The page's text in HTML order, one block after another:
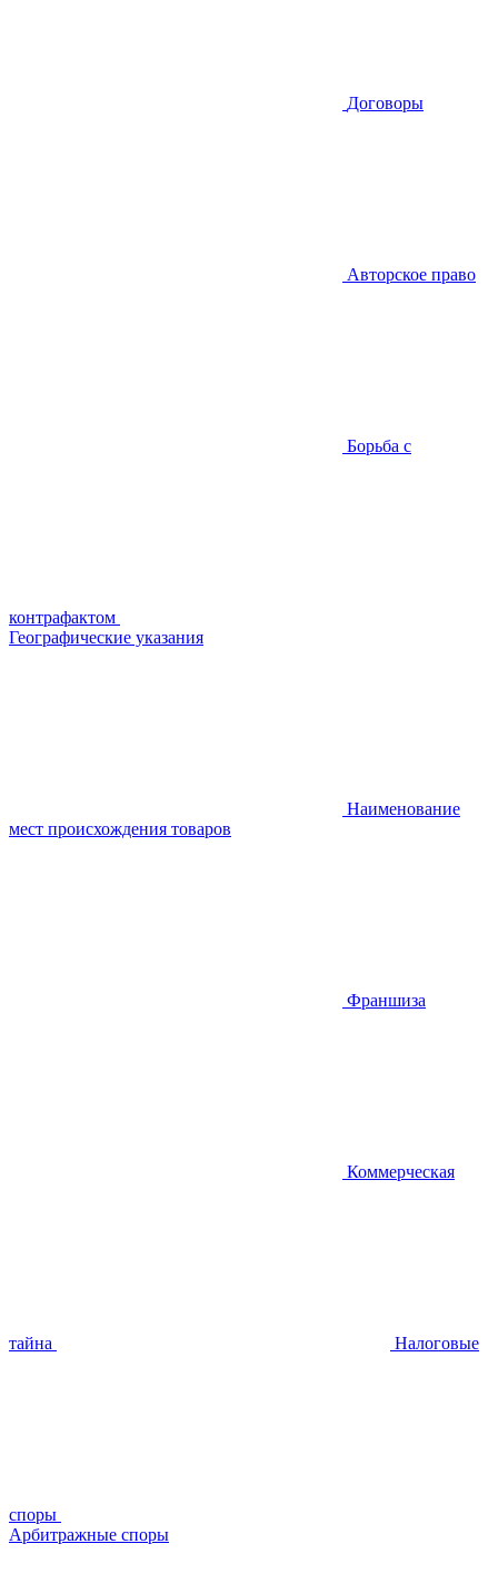
Договоры
Авторское право
Борьба с
контрафактом
Географические указания
Наименование
мест происхождения товаров
Франшиза
Коммерческая
тайна Налоговые
споры
Арбитражные споры